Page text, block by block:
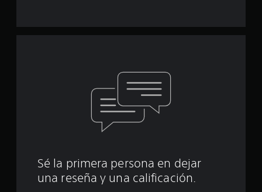
Sé la primera persona en dejar
una reseña y una calificación.